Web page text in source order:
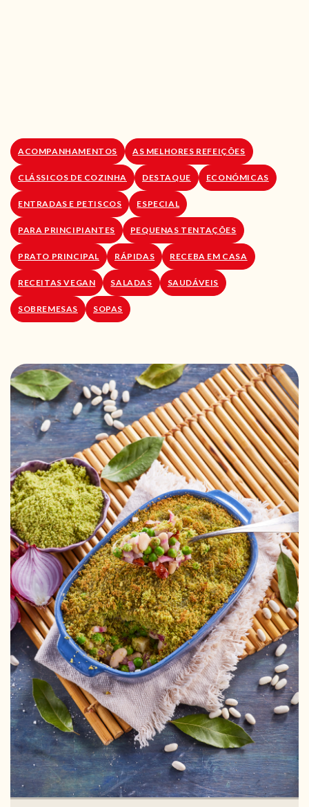
ACOMPANHAMENTOS AS MELHORES REFEIÇÕES
CLÁSSICOS DE COZINHA DESTAQUE ECONÓMICAS
ENTRADAS E PETISCOS ESPECIAL
PARA PRINCIPIANTES PEQUENAS TENTAÇÕES
PRATO PRINCIPAL RÁPIDAS RECEBA EM CASA
RECEITAS VEGAN SALADAS SAUDÁVEIS
SOBREMESAS SOPAS